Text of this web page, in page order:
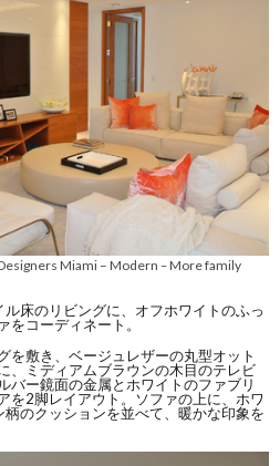
Miami – Modern –More family
床のリビングに、オフホワイトのふっ
をコーディネート。
を敷き、ベージュレザーの丸型オット
、ミディアムブラウンの木目のテレビ
バー鏡面の金属とホワイトのファブリ
を2脚レイアウト。ソファの上に、ホワ
のクッションを並べて、暖かな印象を